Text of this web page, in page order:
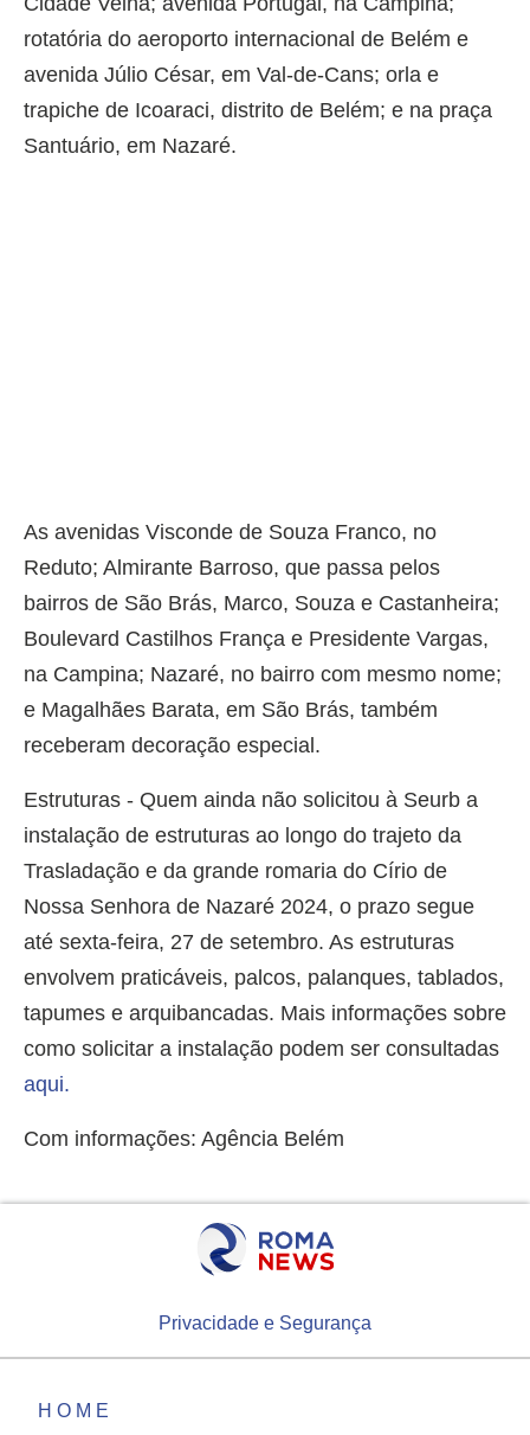
rotatória do aeroporto internacional de Belém e
avenida Júlio César, em Val-de-Cans; orla e
trapiche de Icoaraci, distrito de Belém; e na praça
Santuário, em Nazaré.
As avenidas Visconde de Souza Franco, no
Reduto; Almirante Barroso, que passa pelos
bairros de São Brás, Marco, Souza e Castanheira;
Boulevard Castilhos França e Presidente Vargas,
na Campina; Nazaré, no bairro com mesmo nome;
e Magalhães Barata, em São Brás, também
receberam decoração especial.
Estruturas - Quem ainda não solicitou à Seurb a
instalação de estruturas ao longo do trajeto da
Trasladação e da grande romaria do Círio de
Nossa Senhora de Nazaré 2024, o prazo segue
até sexta-feira, 27 de setembro. As estruturas
envolvem praticáveis, palcos, palanques, tablados,
tapumes e arquibancadas. Mais informações sobre
como solicitar a instalação podem ser consultadas
aqui.
Com informações: Agência Belém
Privacidade e Segurança
HOME